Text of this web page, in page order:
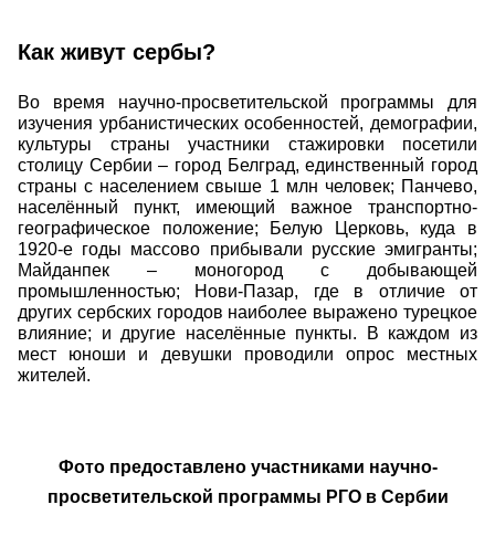
Как живут сербы?
Во время научно-просветительской программы для
изучения урбанистических особенностей, демографии,
культуры страны участники стажировки посетили
столицу Сербии – город Белград, единственный город
страны с населением свыше 1 млн человек; Панчево,
населённый пункт, имеющий важное транспортно-
географическое положение; Белую Церковь, куда в
1920-е годы массово прибывали русские эмигранты;
Майданпек – моногород с добывающей
промышленностью; Нови-Пазар, где в отличие от
других сербских городов наиболее выражено турецкое
влияние; и другие населённые пункты. В каждом из
мест юноши и девушки проводили опрос местных
жителей.
Фото предоставлено участниками научно-
просветительской программы РГО в Сербии